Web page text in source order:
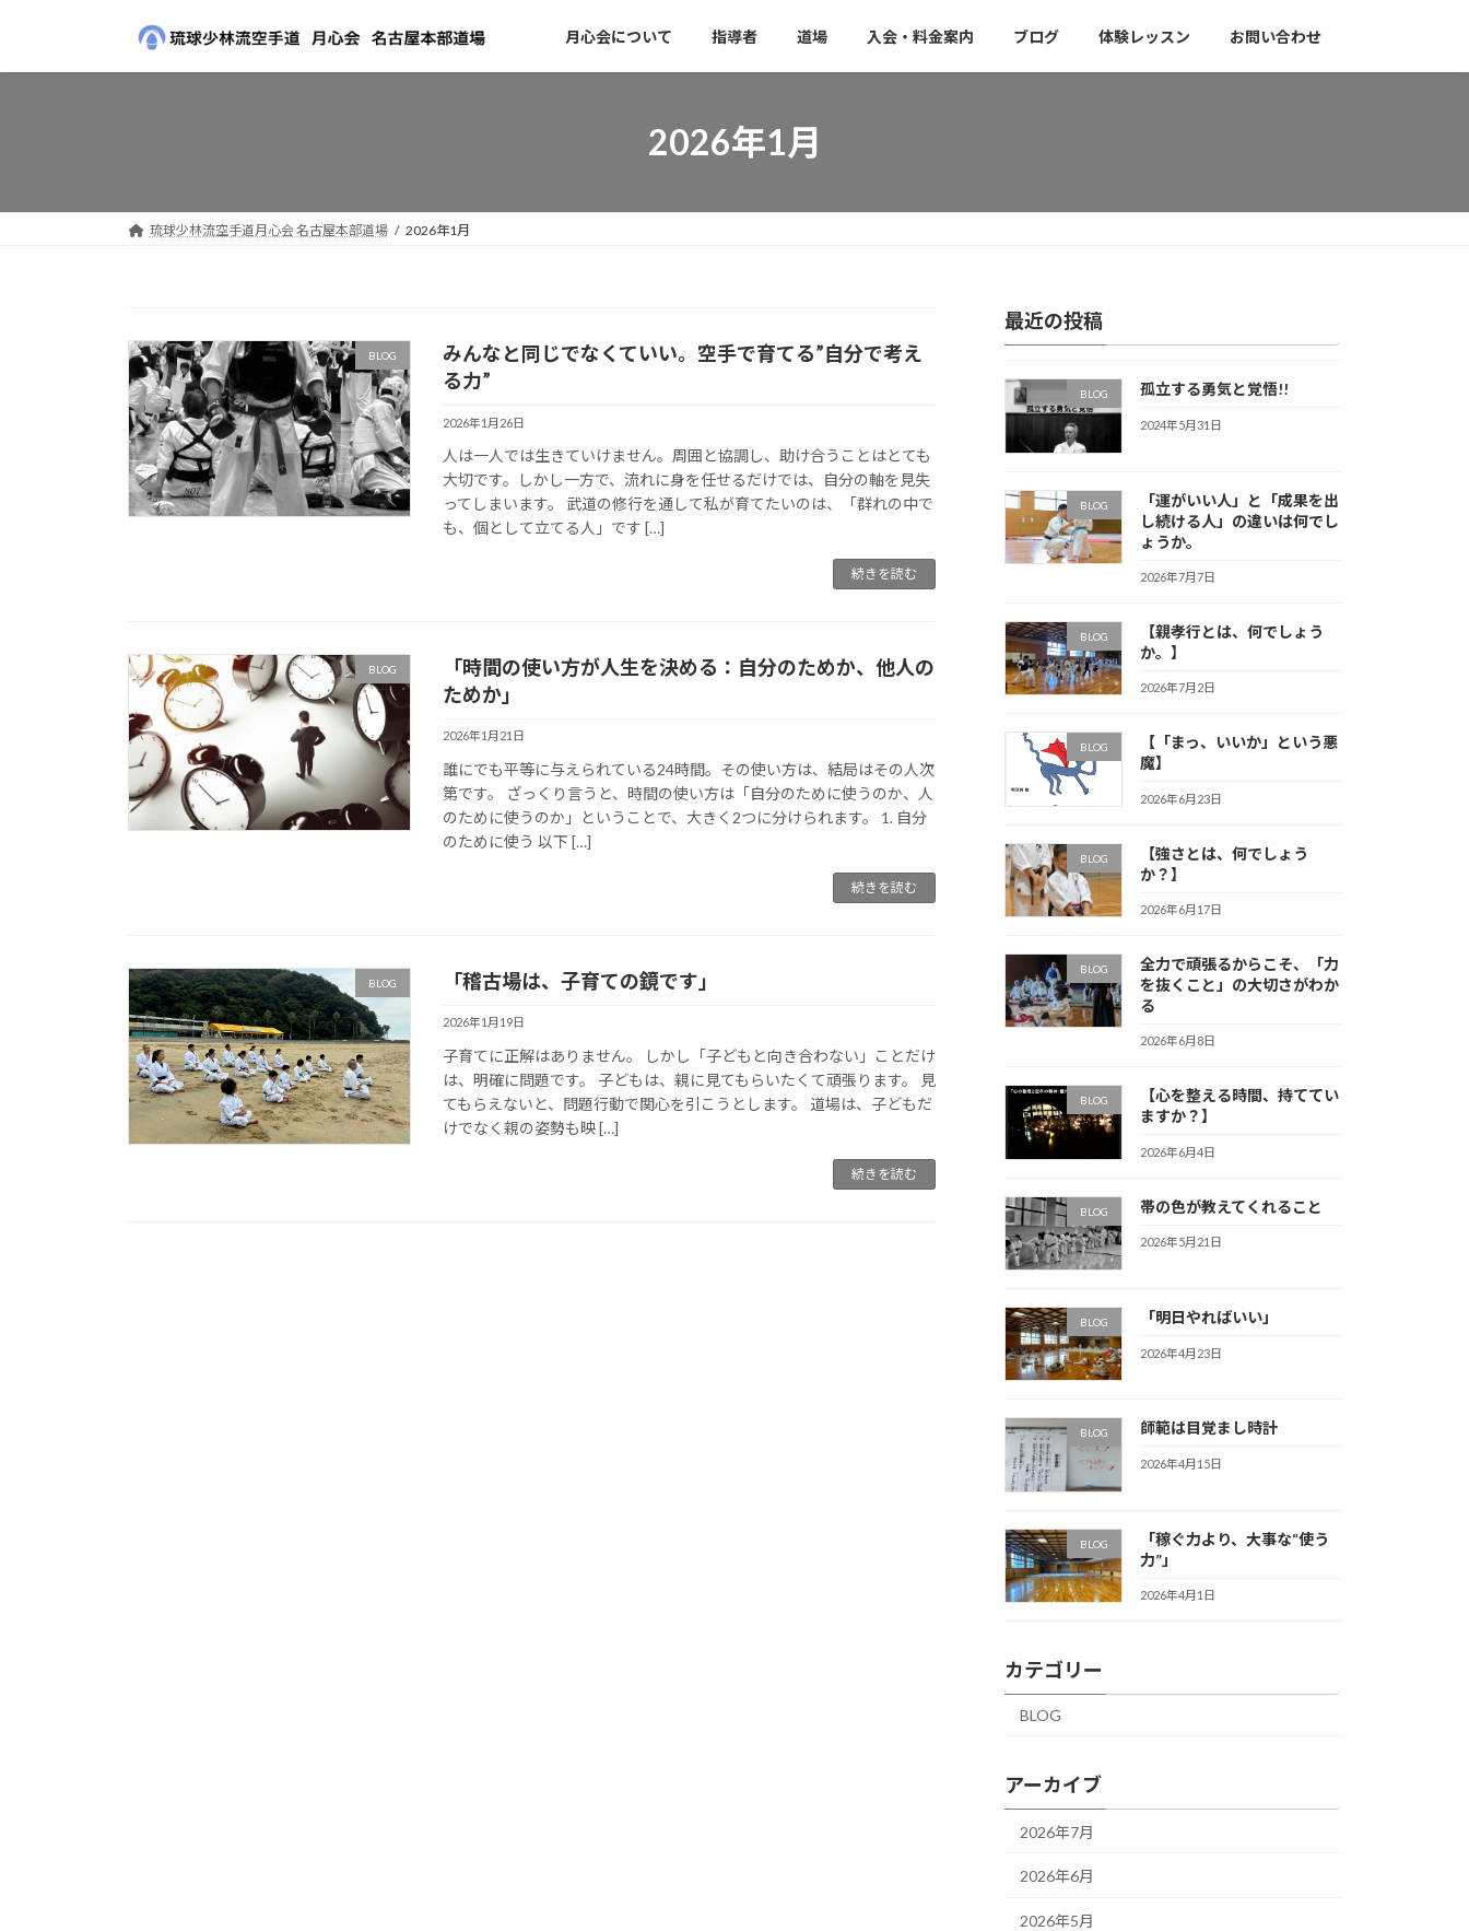
月心会について 指導者 道場 入会・料金案内 ブログ 体験レッスン お問い合わせ
2026年1月
琉球少林流空手道月心会 名古屋本部道場 2026年1月
BLOG
みんなと同じでなくていい。空手で育てる”自分で考え
る力”
2026年1月26日
人は一人では生きていけません。周囲と協調し、助け合うことはとても
大切です。しかし一方で、流れに身を任せるだけでは、自分の軸を見失
ってしまいます。 武道の修行を通して私が育てたいのは、「群れの中で
も、個として立てる人」です […]
続きを読む
BLOG
「時間の使い方が人生を決める：自分のためか、他人の
ためか」
2026年1月21日
誰にでも平等に与えられている24時間。その使い方は、結局はその人次
第です。 ざっくり言うと、時間の使い方は「自分のために使うのか、人
のために使うのか」ということで、大きく2つに分けられます。 1. 自分
のために使う 以下 […]
続きを読む
BLOG 「稽古場は、子育ての鏡です」
2026年1月19日
子育てに正解はありません。 しかし「子どもと向き合わない」ことだけ
は、明確に問題です。 子どもは、親に見てもらいたくて頑張ります。 見
てもらえないと、問題行動で関心を引こうとします。 道場は、子どもだ
けでなく親の姿勢も映 […]
続きを読む
最近の投稿
BLOG 孤立する勇気と覚悟!!
2024年5月31日
BLOG
「運がいい人」と「成果を出
し続ける人」の違いは何でし
ょうか。
2026年7月7日
BLOG
【親孝行とは、何でしょう
か。】
2026年7月2日
BLOG
【「まっ、いいか」という悪
魔】
2026年6月23日
BLOG
【強さとは、何でしょう
か？】
2026年6月17日
BLOG
全力で頑張るからこそ、「力
を抜くこと」の大切さがわか
る
2026年6月8日
BLOG
【心を整える時間、持ててい
ますか？】
2026年6月4日
BLOG 帯の色が教えてくれること
2026年5月21日
BLOG 「明日やればいい」
2026年4月23日
BLOG 師範は目覚まし時計
2026年4月15日
BLOG
「稼ぐ力より、大事な“使う
力”」
2026年4月1日
カテゴリー
BLOG
アーカイブ
2026年7月
2026年6月
2026年5月